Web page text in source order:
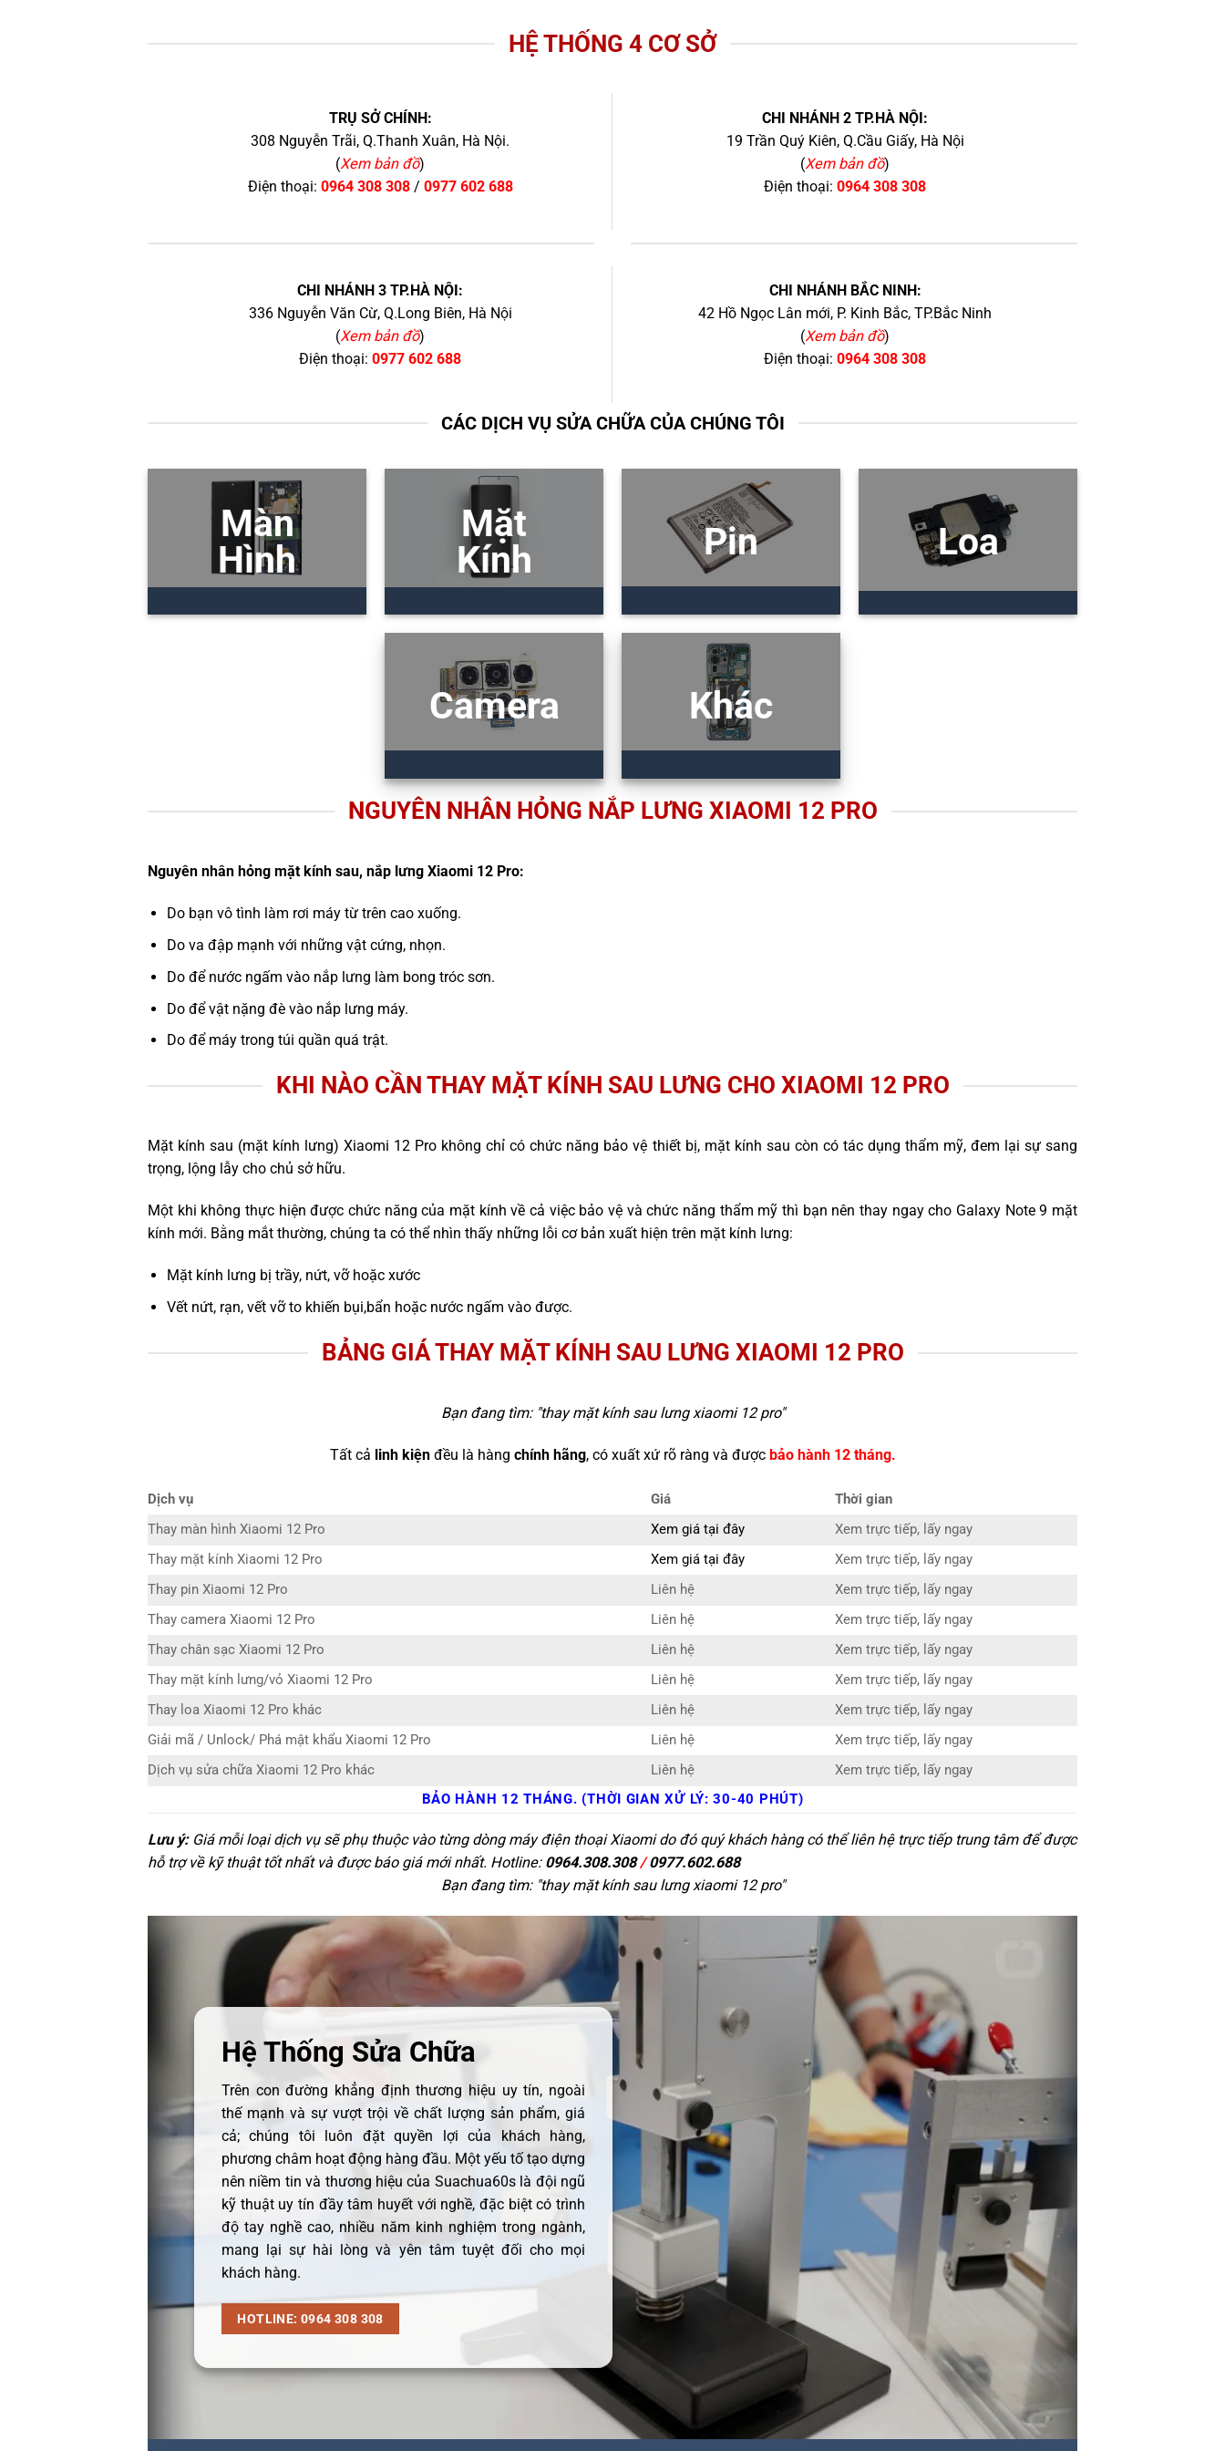
HỆ THỐNG 4 CƠ SỞ
TRỤ SỞ CHÍNH:
308 Nguyễn Trãi, Q.Thanh Xuân, Hà Nội.
(Xem bản đồ)
Điện thoại: 0964 308 308/ 0977 602 688
CHI NHÁNH 2 TP.HÀ NỘI:
19 Trần Quý Kiên, Q.Cầu Giấy, Hà Nội
(Xem bản đồ)
Điện thoại: 0964 308 308
CHI NHÁNH 3 TP.HÀ NỘI:
336 Nguyễn Văn Cừ, Q.Long Biên, Hà Nội
(Xem bản đồ)
Điện thoại: 0977 602 688
CHI NHÁNH BẮC NINH:
42 Hồ Ngọc Lân mới, P. Kinh Bắc, TP.Bắc Ninh
(Xem bản đồ)
Điện thoại: 0964 308 308
CÁC DỊCH VỤ SỬA CHỮA CỦA CHÚNG TÔI
Màn
Hình
Mặt
Kính
Pin Loa
Camera Khác
NGUYÊN NHÂN HỎNG NẮP LƯNG XIAOMI 12 PRO
Nguyên nhân hỏng mặt kính sau, nắp lưng Xiaomi 12 Pro:
Do bạn vô tình làm rơi máy từ trên cao xuống.
Do va đập mạnh với những vật cứng, nhọn.
Do để nước ngấm vào nắp lưng làm bong tróc sơn.
Do để vật nặng đè vào nắp lưng máy.
Do để máy trong túi quần quá trật.
KHI NÀO CẦN THAY MẶT KÍNH SAU LƯNG CHO XIAOMI 12 PRO
Mặt kính sau (mặt kính lưng) Xiaomi 12 Pro không chỉ có chức năng bảo vệ thiết bị, mặt kính sau còn có tác dụng thẩm mỹ, đem lại sự sang
trọng, lộng lẫy cho chủ sở hữu.
Một khi không thực hiện được chức năng của mặt kính về cả việc bảo vệ và chức năng thẩm mỹ thì bạn nên thay ngay cho Galaxy Note 9 mặt
kính mới. Bằng mắt thường, chúng ta có thể nhìn thấy những lỗi cơ bản xuất hiện trên mặt kính lưng:
Mặt kính lưng bị trầy, nứt, vỡ hoặc xước
Vết nứt, rạn, vết vỡ to khiến bụi,bẩn hoặc nước ngấm vào được.
BẢNG GIÁ THAY MẶT KÍNH SAU LƯNG XIAOMI 12 PRO
Bạn đang tìm: "thay mặt kính sau lưng xiaomi 12 pro"
Tất cả linh kiệnđều là hàng chính hãng, có xuất xứ rõ ràng và được bảo hành 12 tháng.
Dịch vụ Giá
Thời gian
Thay màn hình Xiaomi 12 Pro
Xem giá tại đây
Xem trực tiếp, lấy ngay
Thay mặt kính Xiaomi 12 Pro
Xem giá tại đây
Xem trực tiếp, lấy ngay
Thay pin Xiaomi 12 Pro
Liên hệ
Xem trực tiếp, lấy ngay
Thay camera Xiaomi 12 Pro
Liên hệ
Xem trực tiếp, lấy ngay
Thay chân sạc Xiaomi 12 Pro
Liên hệ
Xem trực tiếp, lấy ngay
Thay mặt kính lưng/vỏ Xiaomi 12 Pro
Liên hệ
Xem trực tiếp, lấy ngay
Thay loa Xiaomi 12 Pro khác
Liên hệ
Xem trực tiếp, lấy ngay
Giải mã / Unlock/ Phá mật khẩu Xiaomi 12 Pro
Liên hệ
Xem trực tiếp, lấy ngay
Dịch vụ sửa chữa Xiaomi 12 Pro khác
Liên hệ
Xem trực tiếp, lấy ngay
BẢO HÀNH 12 THÁNG. (THỜI GIAN XỬ LÝ: 30-40 PHÚT)
Lưu ý:Giá mỗi loại dịch vụ sẽ phụ thuộc vào từng dòng máy điện thoại Xiaomi do đó quý khách hàng có thể liên hệ trực tiếp trung tâm để được
hỗ trợ về kỹ thuật tốt nhất và được báo giá mới nhất. Hotline: 0964.308.308/0977.602.688
Bạn đang tìm: "thay mặt kính sau lưng xiaomi 12 pro"
Hệ Thống Sửa Chữa
Trên con đường khẳng định thương hiệu uy tín, ngoài
thế mạnh và sự vượt trội về chất lượng sản phẩm, giá
cả; chúng tôi luôn đặt quyền lợi của khách hàng,
phương châm hoạt động hàng đầu. Một yếu tố tạo dựng
nên niềm tin và thương hiệu của Suachua60s là đội ngũ
kỹ thuật uy tín đầy tâm huyết với nghề, đặc biệt có trình
độ tay nghề cao, nhiều năm kinh nghiệm trong ngành,
mang lại sự hài lòng và yên tâm tuyệt đối cho mọi
khách hàng.
HOTLINE: 0964 308 308